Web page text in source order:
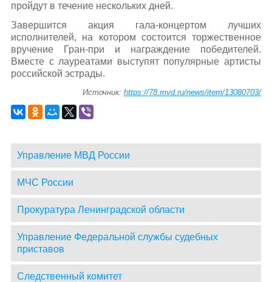
пройдут в течение нескольких дней.
Завершится акция гала-концертом лучших
исполнителей, на котором состоится торжественное
вручение Гран-при и награждение победителей.
Вместе с лауреатами выступят популярные артисты
российской эстрады.
Источник:https://78.mvd.ru/news/item/13080703/
Управление МВД России
МЧС России
Прокуратура Ленинградской области
Управление Федеральной службы судебных
приставов
Следственный комитет